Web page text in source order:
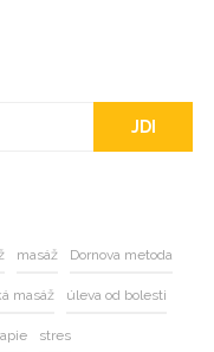
JDI
masáž Dornova metoda
masáž úleva od bolesti
stres